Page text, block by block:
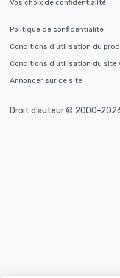
Vos choix de confidentialité
Politique de confidentialité
Conditions d’utilisation du
Conditions d’utilisation du site
Annoncer sur ce site
Droit d’auteur © 2000-